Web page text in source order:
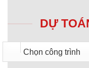
DỰ